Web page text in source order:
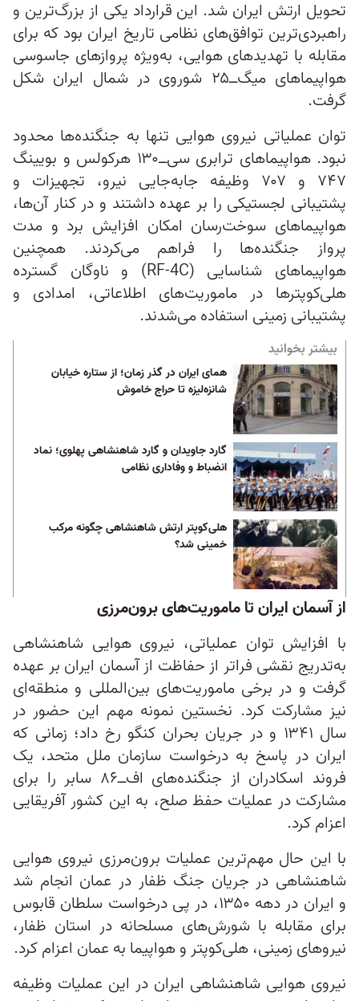
تحویل ارتش ایران شد. این قرارداد یکی از بزرگ‌ترین و
راهبردی‌ترین توافق‌های نظامی تاریخ ایران بود که برای
مقابله با تهدیدهای هوایی، به‌ویژه پروازهای جاسوسی
هواپیماهای میگ‌ــ۲۵ شوروی در شمال ایران شکل
گرفت.
توان عملیاتی نیروی هوایی تنها به جنگنده‌ها محدود
نبود. هواپیماهای ترابری سی‌ــ۱۳۰ هرکولس و بویینگ
۷۴۷ و ۷۰۷ وظیفه جابه‌جایی نیرو، تجهیزات و
پشتیبانی لجستیکی را بر عهده داشتند و در کنار آن‌ها،
هواپیماهای سوخت‌رسان امکان افزایش برد و مدت
پرواز جنگنده‌ها را فراهم می‌کردند. همچنین
هواپیماهای شناسایی (RF-4C) و ناوگان گسترده
هلی‌کوپترها در ماموریت‌های اطلاعاتی، امدادی و
پشتیبانی زمینی استفاده می‌شدند.
بیشتر بخوانید
همای ایران در گذر زمان؛ از ستاره خیابان
شانزه‌لیزه تا حراج خاموش
گارد جاویدان و گارد شاهنشاهی پهلوی؛ نماد
انضباط و وفاداری نظامی
هلی‌کوپتر ارتش شاهنشاهی چگونه مرکب
خمینی شد؟
از آسمان ایران تا ماموریت‌های برون‌مرزی
با افزایش توان عملیاتی، نیروی هوایی شاهنشاهی
به‌تدریج نقشی فراتر از حفاظت از آسمان ایران بر عهده
گرفت و در برخی ماموریت‌های بین‌المللی و منطقه‌ای
نیز مشارکت کرد. نخستین نمونه مهم این حضور در
سال ۱۳۴۱ و در جریان بحران کنگو رخ داد؛ زمانی که
ایران در پاسخ به درخواست سازمان ملل متحد، یک
فروند اسکادران از جنگنده‌های اف‌ــ۸۶ سابر را برای
مشارکت در عملیات حفظ صلح، به این کشور آفریقایی
اعزام کرد.
با این حال مهم‌ترین عملیات برون‌مرزی نیروی هوایی
شاهنشاهی در جریان جنگ ظفار در عمان انجام شد
و ایران در دهه ۱۳۵۰، در پی درخواست سلطان قابوس
برای مقابله با شورش‌های مسلحانه در استان ظفار،
نیروهای زمینی، هلی‌کوپتر و هواپیما به عمان اعزام کرد.
نیروی هوایی شاهنشاهی ایران در این عملیات وظیفه